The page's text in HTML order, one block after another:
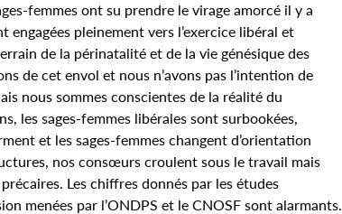
femmes ont su prendre le virage amorcé il y a
engagées pleinement vers l’exercice libéral et
de la périnatalité et de la vie génésique des
de cet envol et nous n’avons pas l’intention de
nous sommes conscientes de la réalité du
les sages-femmes libérales sont surbookées,
et les sages-femmes changent d’orientation
nos consœurs croulent sous le travail mais
Les chiffres donnés par les études
menées par l’ONDPS et le CNOSF sont alarmants.